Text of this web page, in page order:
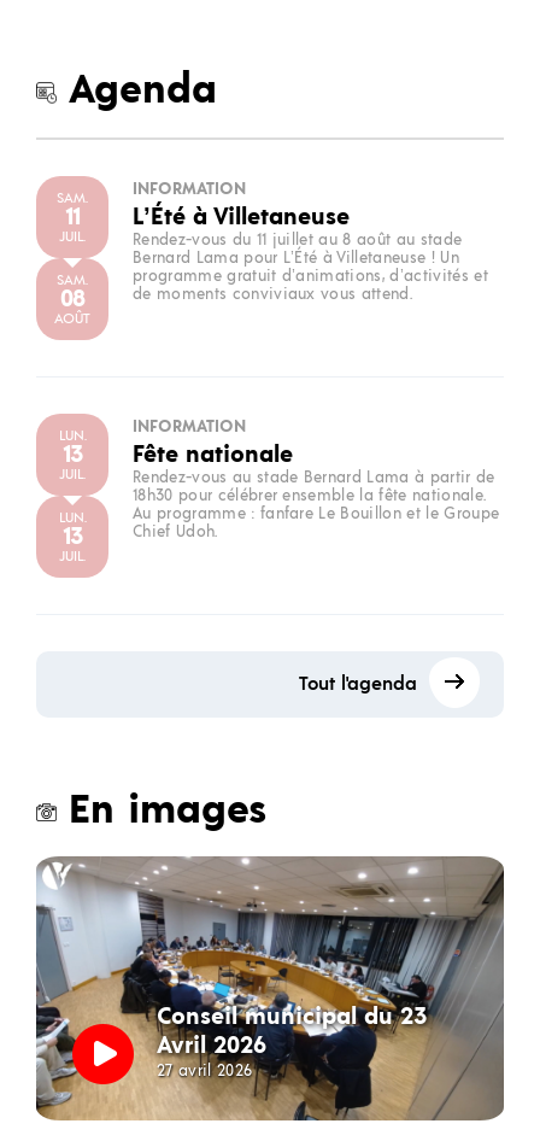
Agenda
SAM.
11
JUIL.
SAM.
08
AOÛT
INFORMATION
L’Été à Villetaneuse
Rendez-vous du 11 juillet au 8 août au stade
Bernard Lama pour L’Été à Villetaneuse ! Un
programme gratuit d’animations, d’activités et
de moments conviviaux vous attend.
LUN.
13
JUIL.
LUN.
13
JUIL.
INFORMATION
Fête nationale
Rendez-vous au stade Bernard Lama à partir de
18h30 pour célébrer ensemble la fête nationale.
Au programme : fanfare Le Bouillon et le Groupe
Chief Udoh.
Tout l'agenda
En images
Conseil municipal du 23
Avril 2026
27 avril 2026